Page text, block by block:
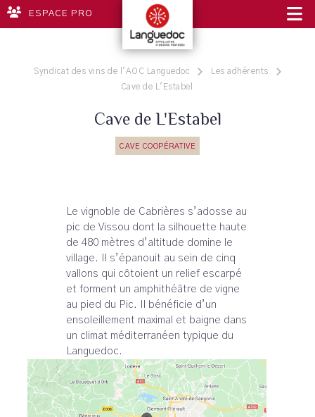
ESPACE PRO
Syndicat des vins de l'AOC Languedoc
Les adhérents
Cave de L'Estabel
Cave de L'Estabel
CAVE COOPÉRATIVE
Le vignoble de Cabrières s’adosse au
pic de Vissou dont la silhouette haute
de 480 mètres d’altitude domine le
village. Il s’épanouit au sein de cinq
vallons qui côtoient un relief escarpé
et forment un amphithéâtre de vigne
au pied du Pic. Il bénéficie d’un
ensoleillement maximal et baigne dans
un climat méditerranéen typique du
Languedoc.